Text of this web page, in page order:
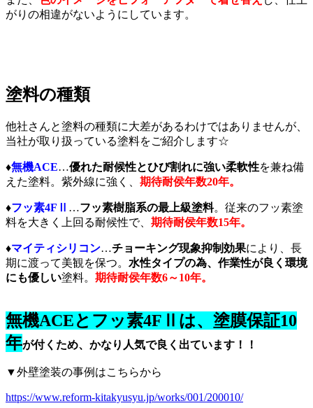
がりの相違がないようにしています。
塗料の種類
他社さんと塗料の種類に大差があるわけではありませんが、
当社が取り扱っている塗料をご紹介します☆
♦無機ACE…優れた耐候性とひび割れに強い柔軟性を兼ね備
えた塗料。紫外線に強く、 期待耐侯年数20年。
♦フッ素4FⅡ …フッ素樹脂系の最上級塗料。 従来のフッ素塗
料を大きく上回る耐候性で、 期待耐侯年数15年。
♦マイティシリコン…チョーキング現象抑制効果により、長
期に渡って美観を保つ。 水性タイプの為、作業性が良く環境
にも優しい塗料。 期待耐侯年数6～10年。
無機ACEとフッ素4FⅡは、塗膜保証10
年が付くため、かなり人気で良く出ています！！
▼外壁塗装の事例はこちらから
https://www.reform-kitakyusyu.jp/works/001/200010/